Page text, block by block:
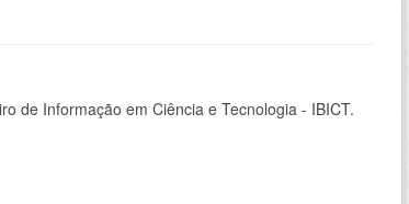
de Informação em Ciência e Tecnologia - IBICT.